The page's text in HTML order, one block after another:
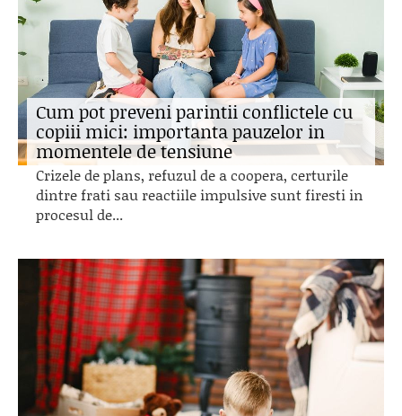
Cum pot preveni parintii conflictele cu
copiii mici: importanta pauzelor in
momentele de tensiune
Crizele de plans, refuzul de a coopera, certurile
dintre frati sau reactiile impulsive sunt firesti in
procesul de...